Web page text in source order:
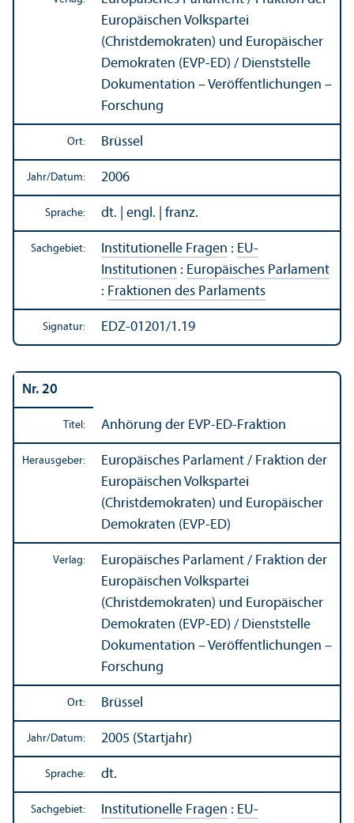
Europäischen Volkspartei
(Christdemokraten) und Europäischer
Demokraten (EVP-ED) / Dienststelle
Dokumentation – Veröffentlichungen –
Forschung
Ort: Brüssel
Jahr/Datum: 2006
Sprache: dt. | engl. | franz.
Sachgebiet: Institutionelle Fragen : EU-
Institutionen : Europäisches Parlament
: Fraktionen des Parlaments
Signatur: EDZ-01201/1.19
Nr. 20
Titel: Anhörung der EVP-ED-Fraktion
Herausgeber:
Europäisches Parlament / Fraktion der
Europäischen Volkspartei
(Christdemokraten) und Europäischer
Demokraten (EVP-ED)
Verlag:
Europäisches Parlament / Fraktion der
Europäischen Volkspartei
(Christdemokraten) und Europäischer
Demokraten (EVP-ED) / Dienststelle
Dokumentation – Veröffentlichungen –
Forschung
Ort: Brüssel
Jahr/Datum: 2005 (Startjahr)
Sprache: dt.
Sachgebiet: Institutionelle Fragen : EU-